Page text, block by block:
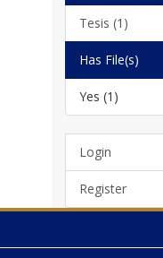
Tesis (1)
Has File(s)
Yes (1)
Login
Register